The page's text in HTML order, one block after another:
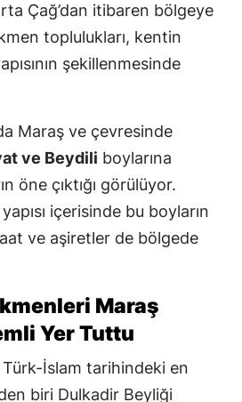
Çağ’dan itibaren bölgeye
toplulukları, kentin
şekillenmesinde
Maraş ve çevresinde
ve Beydili boylarına
öne çıktığı görülüyor.
içerisinde bu boyların
ve aşiretler de bölgede
Maraş
Yer Tuttu
Türk-İslam tarihindeki en
biri Dulkadir Beyliği